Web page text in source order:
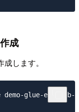
成
します。
demo-glue-etl-